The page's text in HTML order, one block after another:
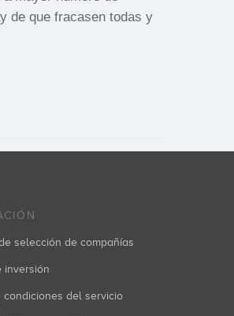
de que fracasen todas y
selección de compañías
inversión
condiciones del servicio